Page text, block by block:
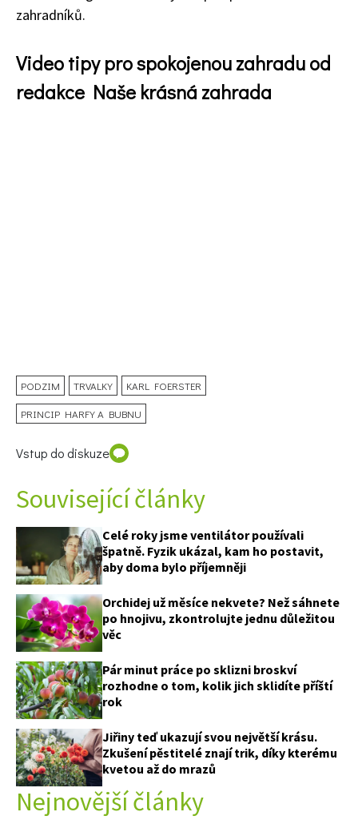
zahradníků.
Video tipy pro spokojenou zahradu od
redakce Naše krásná zahrada
PODZIM TRVALKY KARL FOERSTER
PRINCIP HARFY A BUBNU
Vstup do diskuze
Související články
Celé roky jsme ventilátor používali
špatně. Fyzik ukázal, kam ho postavit,
aby doma bylo příjemněji
Orchidej už měsíce nekvete? Než sáhnete
po hnojivu, zkontrolujte jednu důležitou
věc
Pár minut práce po sklizni broskví
rozhodne o tom, kolik jich sklidíte příští
rok
Jiřiny teď ukazují svou největší krásu.
Zkušení pěstitelé znají trik, díky kterému
kvetou až do mrazů
Nejnovější články